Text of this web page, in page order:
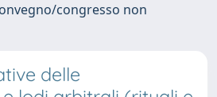
congresso non
delle